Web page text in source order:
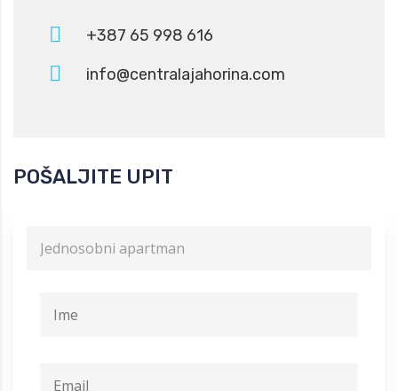
+387 65 998 616
info@centralajahorina.com
POŠALJITE UPIT